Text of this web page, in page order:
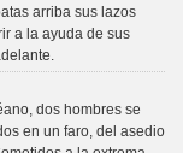
arriba sus lazos
a la ayuda de sus
dos hombres se
en un faro, del asedio